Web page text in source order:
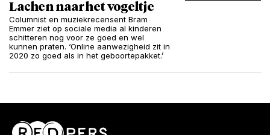
Lachen naar het vogeltje
Columnist en muziekrecensent Bram
Emmer ziet op sociale media al kinderen
schitteren nog voor ze goed en wel
kunnen praten. ‘Online aanwezigheid zit in
2020 zo goed als in het geboortepakket.’